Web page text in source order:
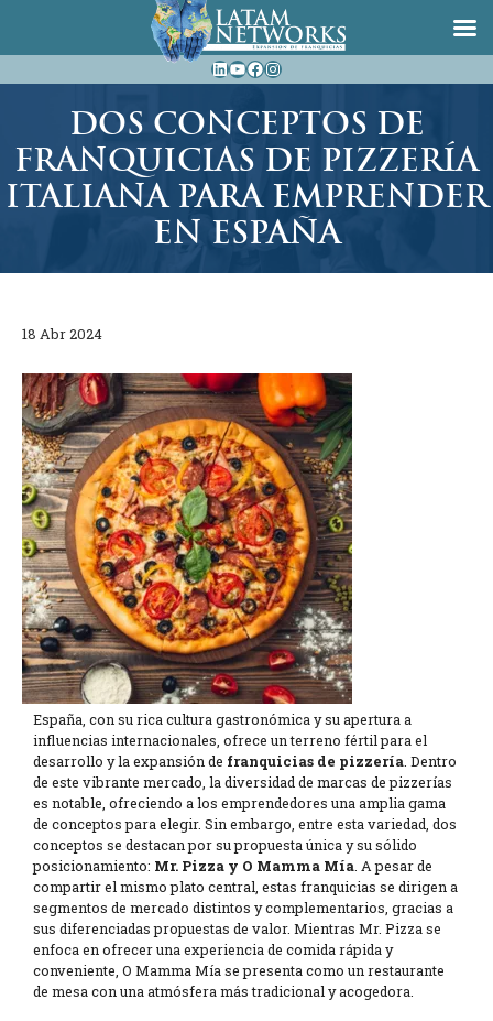
al
LinkedIn
YouTube
Facebook
Instagram
DOS CONCEPTOS DE
FRANQUICIAS DE PIZZERÍA
ITALIANA PARA EMPRENDER
EN ESPAÑA
18 Abr 2024
España, con su rica cultura gastronómica y su apertura a
influencias internacionales, ofrece un terreno fértil para el
desarrollo y la expansión de franquicias de pizzería . Dentro
de este vibrante mercado, la diversidad de marcas de pizzerías
es notable, ofreciendo a los emprendedores una amplia gama
de conceptos para elegir. Sin embargo, entre esta variedad, dos
conceptos se destacan por su propuesta única y su sólido
posicionamiento: Mr. Pizza y O Mamma Mía . A pesar de
compartir el mismo plato central, estas franquicias se dirigen a
segmentos de mercado distintos y complementarios, gracias a
sus diferenciadas propuestas de valor. Mientras Mr. Pizza se
enfoca en ofrecer una experiencia de comida rápida y
conveniente, O Mamma Mía se presenta como un restaurante
de mesa con una atmósfera más tradicional y acogedora.